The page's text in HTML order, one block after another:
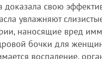
свою
увлажняют
наносящие вред
бочки для
воспаление,